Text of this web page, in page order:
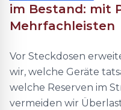
im Bestand: mit
Mehrfachleisten
Vor Steckdosen
wir, welche Geräte
welche Reserven im
vermeiden wir